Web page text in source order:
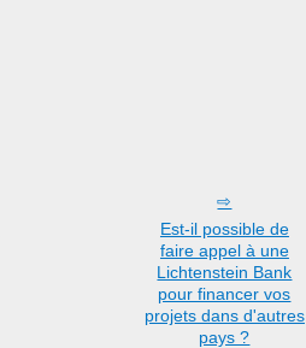
Est-il possible de
faire appel à une
Lichtenstein Bank
pour financer vos
projets dans d'autres
pays ?